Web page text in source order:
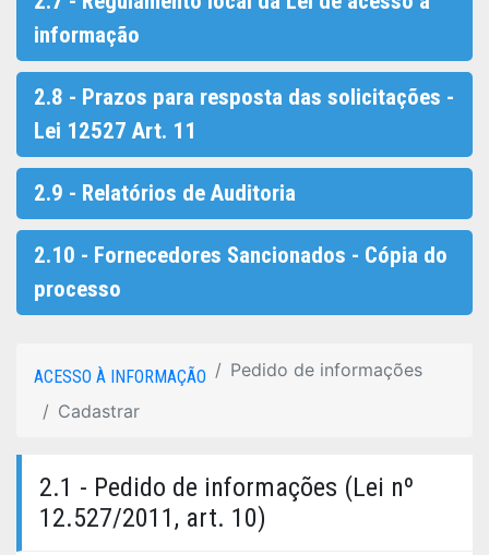
informação
2.8 - Prazos para resposta das solicitações -
Lei 12527 Art. 11
2.9 - Relatórios de Auditoria
2.10 - Fornecedores Sancionados - Cópia do
processo
ACESSO À INFORMAÇÃO
Pedido de informações
Cadastrar
2.1 - Pedido de informações (Lei nº
12.527/2011, art. 10)